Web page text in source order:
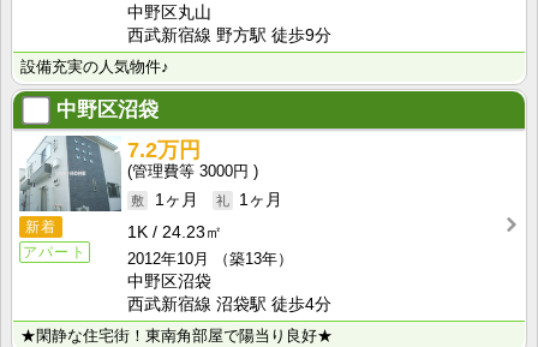
中野区丸山
西武新宿線 野方駅 徒歩9分
設備充実の人気物件♪
中野区沼袋
新着
アパート
7.2万円
3000円
1ヶ月
1ヶ月
1K
24.23㎡
2012年10月
（築13年）
中野区沼袋
西武新宿線 沼袋駅 徒歩4分
★閑静な住宅街！東南角部屋で陽当り良好★